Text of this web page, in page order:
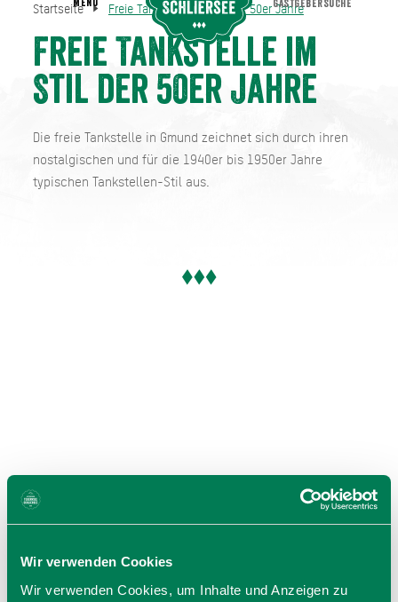
Wir verwenden Cookies
Wir verwenden Cookies, um Inhalte und Anzeigen zu
Startseite Freie Tankstelle im Stil der 50er Jahre
Freie Tankstelle im
Stil der 50er Jahre
Die freie Tankstelle in Gmund zeichnet sich durch ihren
nostalgischen und für die 1940er bis 1950er Jahre
typischen Tankstellen-Stil aus.
Startseite Freie Tankstelle im Stil der 50er Jahre
MENU GASTGEBERSUCHE